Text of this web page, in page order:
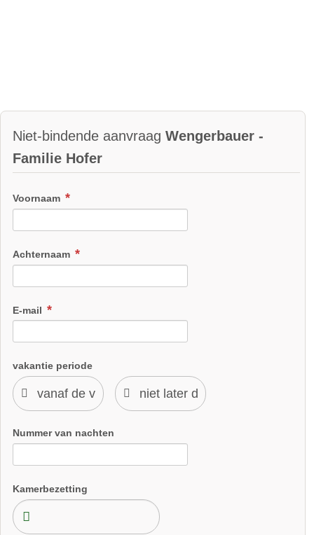
Niet-bindende aanvraag Wengerbauer -
Familie Hofer
Voornaam
Achternaam
E-mail
vakantie periode
Nummer van nachten
Kamerbezetting